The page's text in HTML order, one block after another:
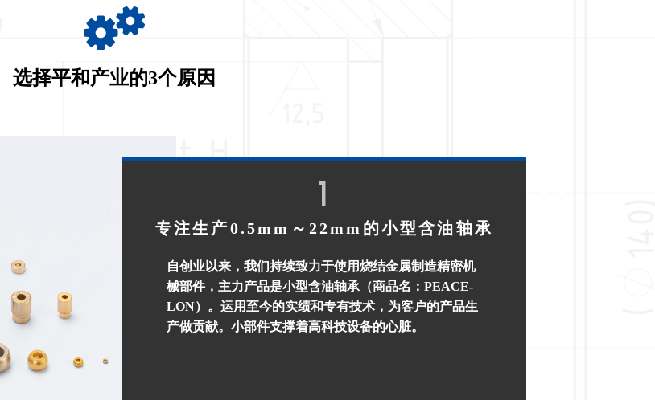
选择平和产业的3个原因
1
专注生产0.5mm～22mm的⼩型含油轴承
自创业以来，我们持续致力于使用烧结金属制造精密机
械部件，主力产品是小型含油轴承（商品名：PEACE-
LON）。运用至今的实绩和专有技术，为客户的产品生
产做贡献。小部件支撑着高科技设备的心脏。